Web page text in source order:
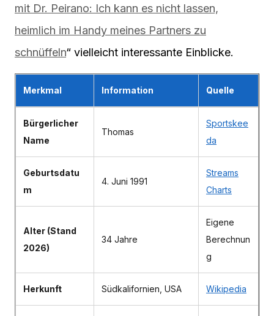
mit Dr. Peirano: Ich kann es nicht lassen,
heimlich im Handy meines Partners zu
schnüffeln“ vielleicht interessante Einblicke.
Merkmal Information Quelle
Bürgerlicher
Name
Thomas
Sportskee
da
Geburtsdatu
m
4. Juni 1991
Streams
Charts
Alter (Stand
2026)
34 Jahre
Eigene
Berechnun
g
Herkunft Südkalifornien, USA Wikipedia